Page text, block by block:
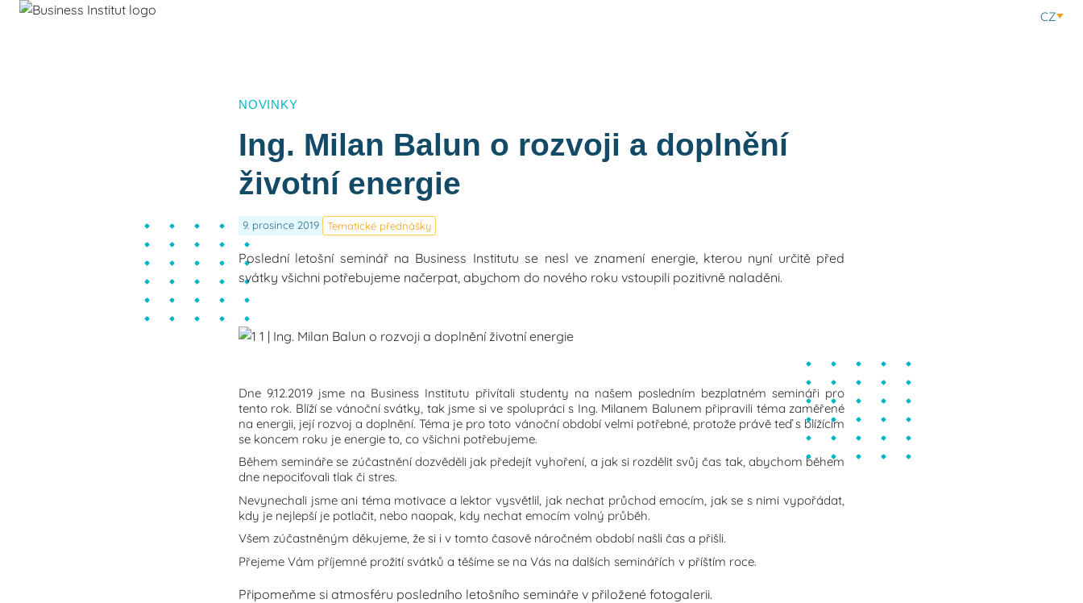
CZ
NOVINKY
Ing. Milan Balun o rozvoji a doplnění
životní energie
9. prosince 2019 Tematické přednášky
Poslední letošní seminář na Business Institutu se nesl ve znamení energie, kterou nyní určitě před
svátky všichni potřebujeme načerpat, abychom do nového roku vstoupili pozitivně naladěni.
Dne 9.12.2019 jsme na Business Institutu přivítali studenty na našem posledním bezplatném semináři pro
tento rok. Blíží se vánoční svátky, tak jsme si ve spolupráci s Ing. Milanem Balunem připravili téma zaměřené
na energii, její rozvoj a doplnění. Téma je pro toto vánoční období velmi potřebné, protože právě teď s blížícím
se koncem roku je energie to, co všichni potřebujeme.
Během semináře se zúčastnění dozvěděli jak předejít vyhoření, a jak si rozdělit svůj čas tak, abychom během
dne nepociťovali tlak či stres.
Nevynechali jsme ani téma motivace a lektor vysvětlil, jak nechat průchod emocím, jak se s nimi vypořádat,
kdy je nejlepší je potlačit, nebo naopak, kdy nechat emocím volný průběh.
Všem zúčastněným děkujeme, že si i v tomto časově náročném období našli čas a přišli.
Přejeme Vám příjemné prožití svátků a těšíme se na Vás na dalších seminářích v příštím roce.
Připomeňme si atmosféru posledního letošního semináře v přiložené fotogalerii.